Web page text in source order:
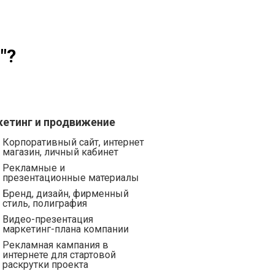
и продвижение
Корпоративный сайт, интернет
магазин, личный кабинет
Рекламные и
презентационные материалы
Бренд, дизайн, фирменный
стиль, полиграфия
Видео-презентация
маркетинг-плана компании
Рекламная кампания в
интернете для стартовой
раскрутки проекта